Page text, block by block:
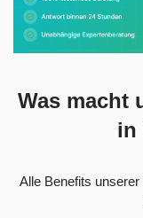
Was macht
in
Alle Benefits